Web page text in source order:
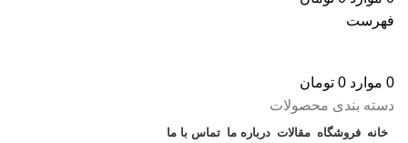
فهرست
0 موارد 0 تومان
دسته بندی محصولات
خانه فروشگاه مقالات درباره ما تماس با ما